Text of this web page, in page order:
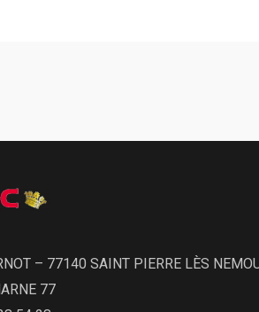
– 77140 SAINT PIERRE LÈS
77